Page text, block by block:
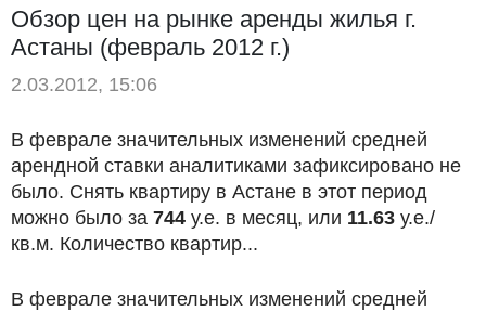
Обзор цен на рынке аренды жилья г.
Астаны (февраль 2012 г.)
2.03.2012, 15:06
В феврале значительных изменений средней
арендной ставки аналитиками зафиксировано не
было. Снять квартиру в Астане в этот период
можно было за 744 у.е. в месяц, или 11.63 у.е./
кв.м. Количество квартир...
В феврале значительных изменений средней